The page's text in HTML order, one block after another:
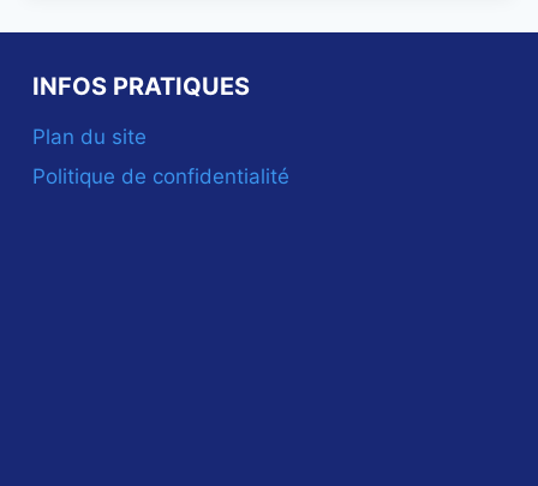
INFOS PRATIQUES
Plan du site
Politique de confidentialité